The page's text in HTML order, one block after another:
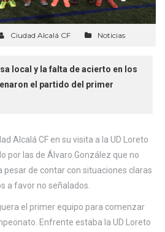
Ciudad Alcalá CF Noticias
local y la falta de acierto en los
el partido del primer
Alcalá CF en su visita a la UD Loreto
por las de Álvaro González que no
pesar de contar con situaciones claras
a favor no señalados.
el primer equipo para comenzar
Enfrente estaba la UD Loreto